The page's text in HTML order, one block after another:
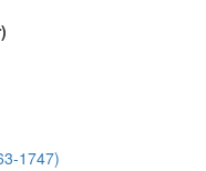
1747)